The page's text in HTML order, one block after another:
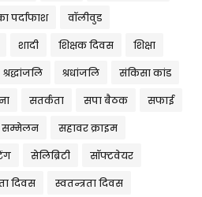
पर्दाफाश वॉलीवुड
शादी शिक्षक दिवस शिक्षा
श्रद्धांजलि श्रधांजलि संकिसा कांड
सतर्कता सपा बैठक सफाई
सम्मेलन सहावर क्राइम
सेलिब्रिटी सॉफ्टवेयर
दिवस स्वतन्त्रता दिवस